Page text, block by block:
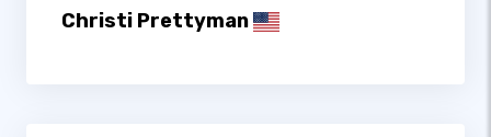
Christi Prettyman